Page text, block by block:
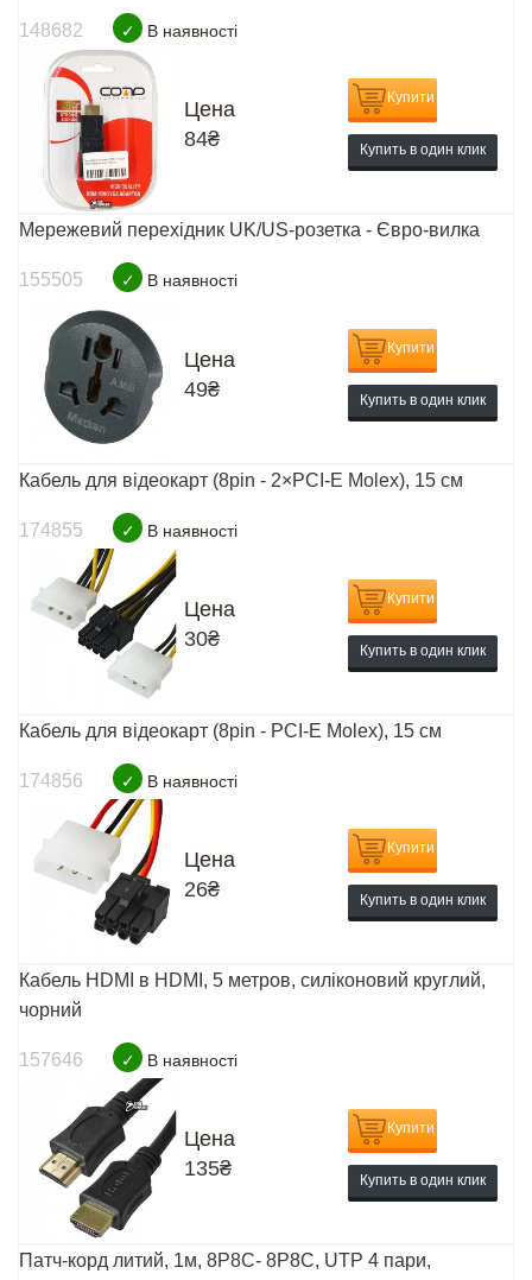
148682 ✓ В наявності
Цена
84₴
Купити
Купить в один клик
Мережевий перехідник UK/US-розетка - Євро-вилка
155505 ✓ В наявності
Цена
49₴
Купити
Купить в один клик
Кабель для відеокарт (8pin - 2×PCI-E Molex), 15 см
174855 ✓ В наявності
Цена
30₴
Купити
Купить в один клик
Кабель для відеокарт (8pin - PCI-E Molex), 15 см
174856 ✓ В наявності
Цена
26₴
Купити
Купить в один клик
Кабель HDMI в HDMI, 5 метров, силіконовий круглий,
чорний
157646 ✓ В наявності
Цена
135₴
Купити
Купить в один клик
Патч-корд литий, 1м, 8Р8С- 8Р8С, UTP 4 пари,